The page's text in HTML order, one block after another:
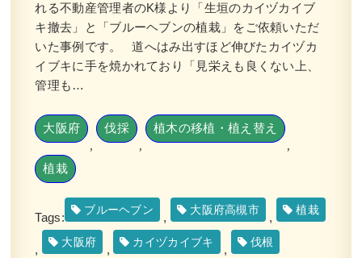
れる不動産管理者のK様より「生垣のカイヅカイブ
キ撤去」と「ブルーヘブンの植栽」をご依頼いただ
いた事例です。 道へはみ出すほど伸びたカイヅカ
イブキに手を焼かれており「見栄えも良くない上、
管理も…
大阪府
,
伐採
,
植木の移植・植え替え
,
植栽
Tags:
ブルーヘブン
,
大阪府高槻市
,
植栽
,
大阪府
,
カイヅカイブキ
,
伐根